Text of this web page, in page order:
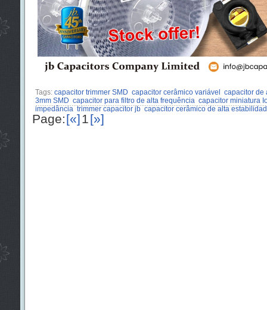
Tags: capacitor trimmer SMD capacitor cerâmico variável
capacitor de
3mm SMD capacitor para filtro de alta frequência capacitor miniatura
impedância trimmer capacitor jb capacitor cerâmico de alta
Page:[«]1[»]